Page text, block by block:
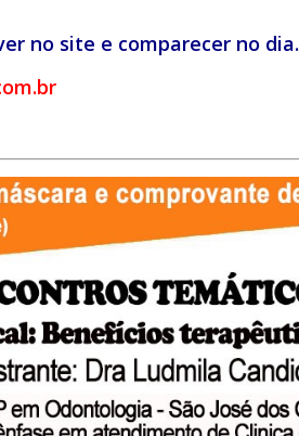
no site e comparecer no dia.